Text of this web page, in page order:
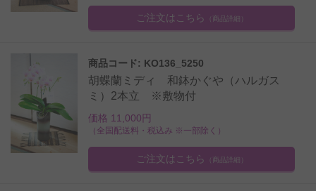
ご注文はこちら （商品詳細）
商品コード: KO136_5250
胡蝶蘭ミディ 和鉢かぐや（ハルガス
ミ）2本立 ※敷物付
価格 11,000円
（全国配送料・税込み ※一部除く）
ご注文はこちら （商品詳細）